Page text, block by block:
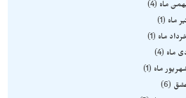
ماه
4
ماه
1
ماه
1
ماه
4
ماه
1
6